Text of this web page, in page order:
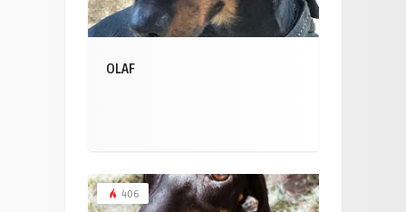
OLAF
406